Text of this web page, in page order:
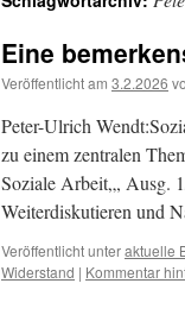
Eine
Veröffentlicht am 3.2.2026
Peter-Ulrich
zu einem zentralen
Soziale Arbeit„, Ausg.
Weiterdiskutieren und
Veröffentlicht unteraktuelle
Widerstand | Kommentar